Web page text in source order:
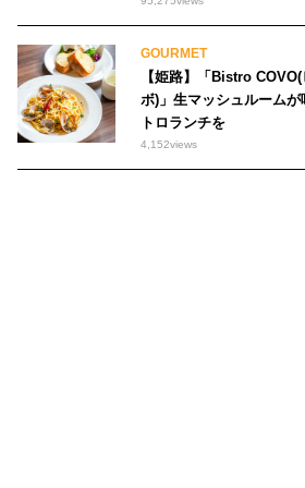
GOURMET
【姫路】「Bistro
ボ)」生マッシュルームが
トロランチを
4,152views